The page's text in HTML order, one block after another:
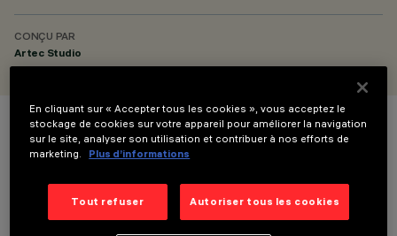
CONÇU PAR
Artec Studio
COULEUR
En cliquant sur « Accepter tous les cookies », vous acceptez le
stockage de cookies sur votre appareil pour améliorer la navigation
sur le site, analyser son utilisation et contribuer à nos efforts de
marketing.
Plus d’informations
Tout refuser Autoriser tous les cookies